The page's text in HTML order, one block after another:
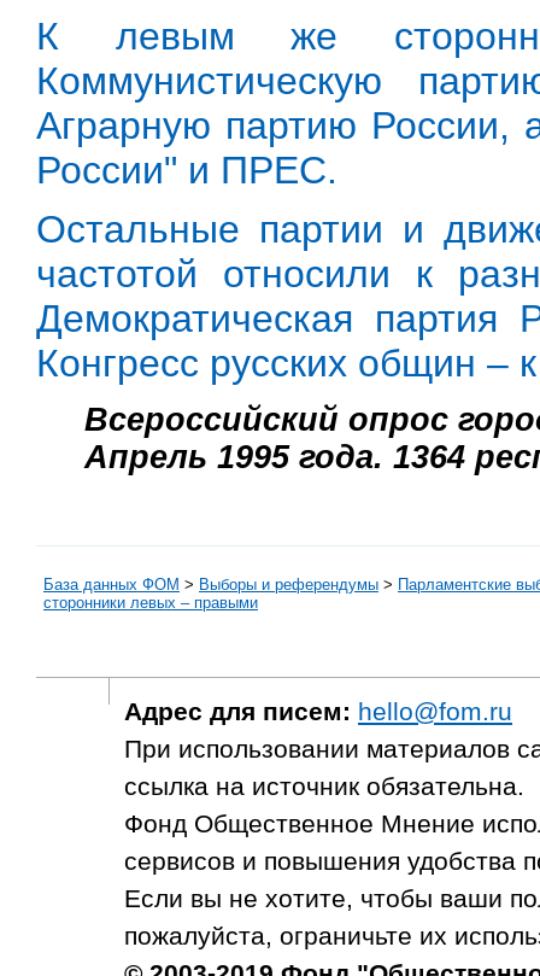
К левым же
Коммунистическую
Аграрную партию
России" и ПРЕС.
Остальные партии и
частотой относили к
Демократическая
Конгресс русских общин –
Всероссийский опрос
Апрель 1995 года. 1364
База данных ФОМ > Выборы и референдумы > Парламентские
сторонники левых – правыми
Адрес для писем: hello@fom.ru
При использовании материалов
ссылка на источник обязательна.
Фонд Общественное Мнение
сервисов и повышения удобства
Если вы не хотите, чтобы ваши
пожалуйста, ограничьте их